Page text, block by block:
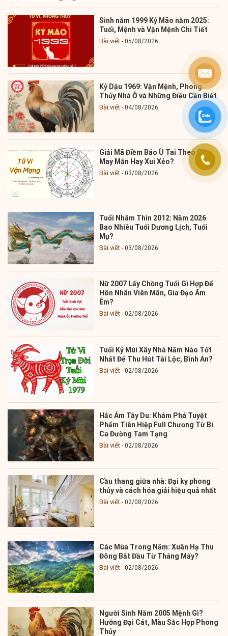
Sinh năm 1999 Kỷ Mão năm 2025:
Tuổi, Mệnh và Vận Mệnh Chi Tiết
Bài viết 05/08/2026
Kỷ Dậu 1969: Vận Mệnh, Phong
Thủy Nhà Ở và Những Điều Cần Biết
Bài viết 04/08/2026
Giải Mã Điềm Báo Ù Tai Theo Giờ:
May Mắn Hay Xui Xẻo?
Bài viết 03/08/2026
Tuổi Nhâm Thìn 2012: Năm 2026
Bao Nhiêu Tuổi Dương Lịch, Tuổi
Mụ?
Bài viết 03/08/2026
Nữ 2007 Lấy Chồng Tuổi Gì Hợp Để
Hôn Nhân Viên Mãn, Gia Đạo Ấm
Êm?
Bài viết 02/08/2026
Tuổi Kỷ Mùi Xây Nhà Năm Nào Tốt
Nhất Để Thu Hút Tài Lộc, Bình An?
Bài viết 02/08/2026
Hắc Ám Tây Du: Khám Phá Tuyệt
Phẩm Tiên Hiệp Full Chương Từ Bi
Ca Đường Tam Tạng
Bài viết 02/08/2026
Cầu thang giữa nhà: Đại kỵ phong
thủy và cách hóa giải hiệu quả nhất
Bài viết 02/08/2026
Các Mùa Trong Năm: Xuân Hạ Thu
Đông Bắt Đầu Từ Tháng Mấy?
Bài viết 02/08/2026
Người Sinh Năm 2005 Mệnh Gì?
Hướng Đại Cát, Màu Sắc Hợp Phong
Thủy